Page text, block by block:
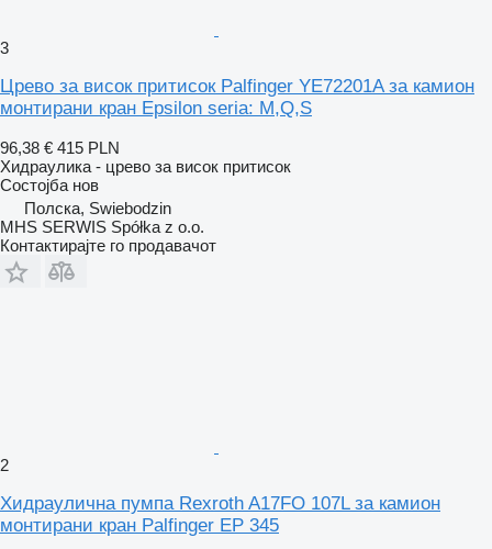
3
Црево за висок притисок Palfinger YE72201A за камион
монтирани кран Epsilon seria: M,Q,S
96,38 € 415 PLN
Хидраулика - црево за висок притисок
Состојба нов
Полска, Swiebodzin
MHS SERWIS Spółka z o.o.
Контактирајте го продавачот
2
Хидраулична пумпа Rexroth A17FO 107L за камион
монтирани кран Palfinger EP 345